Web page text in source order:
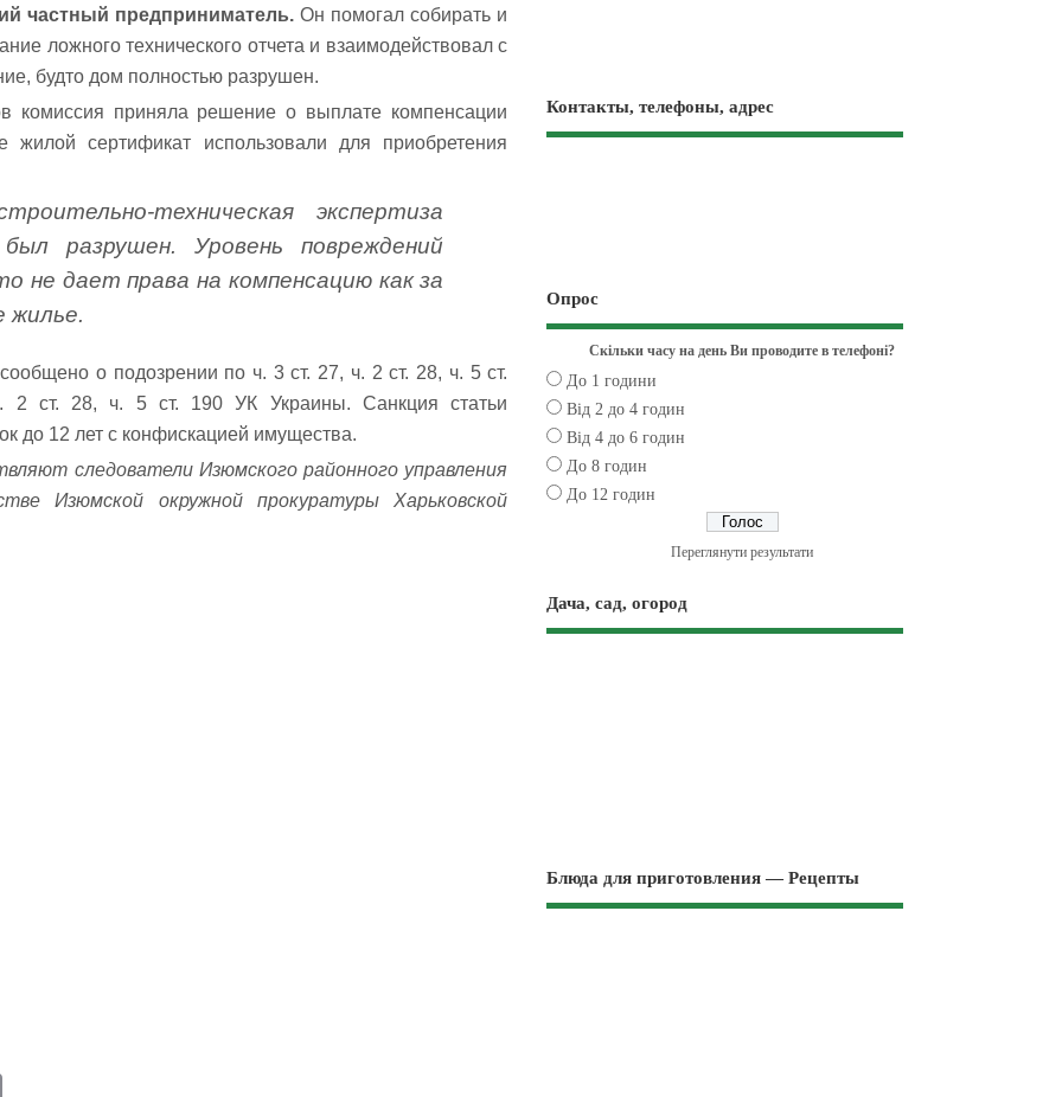
частный предприниматель. Он помогал собирать и
ложного технического отчета и взаимодействовал с
будто дом полностью разрушен.
комиссия приняла решение о выплате компенсации
сертификат использовали для приобретения
техническая экспертиза
разрушен. Уровень повреждений
не дает права на компенсацию как за
жилье.
о подозрении по ч. 3 ст. 27, ч. 2 ст. 28, ч. 5 ст.
ст. 28, ч. 5 ст. 190 УК Украины. Санкция статьи
до 12 лет с конфискацией имущества.
следователи Изюмского районного управления
Изюмской окружной прокуратуры Харьковской
Контакты, телефоны, адрес
Опрос
Скільки часу на день Ви проводите в телефоні?
До 1 години
Від 2 до 4 годин
Від 4 до 6 годин
До 8 годин
До 12 годин
Переглянути результати
Дача, сад, огород
Блюда для приготовления — Рецепты